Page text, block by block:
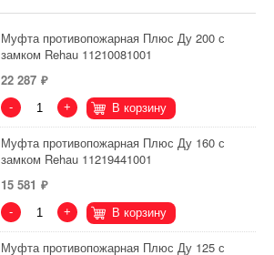
Муфта противопожарная Плюс Ду 200 с
замком Rehau 11210081001
22 287
- + В корзину
Муфта противопожарная Плюс Ду 160 с
замком Rehau 11219441001
15 581
- + В корзину
Муфта противопожарная Плюс Ду 125 с